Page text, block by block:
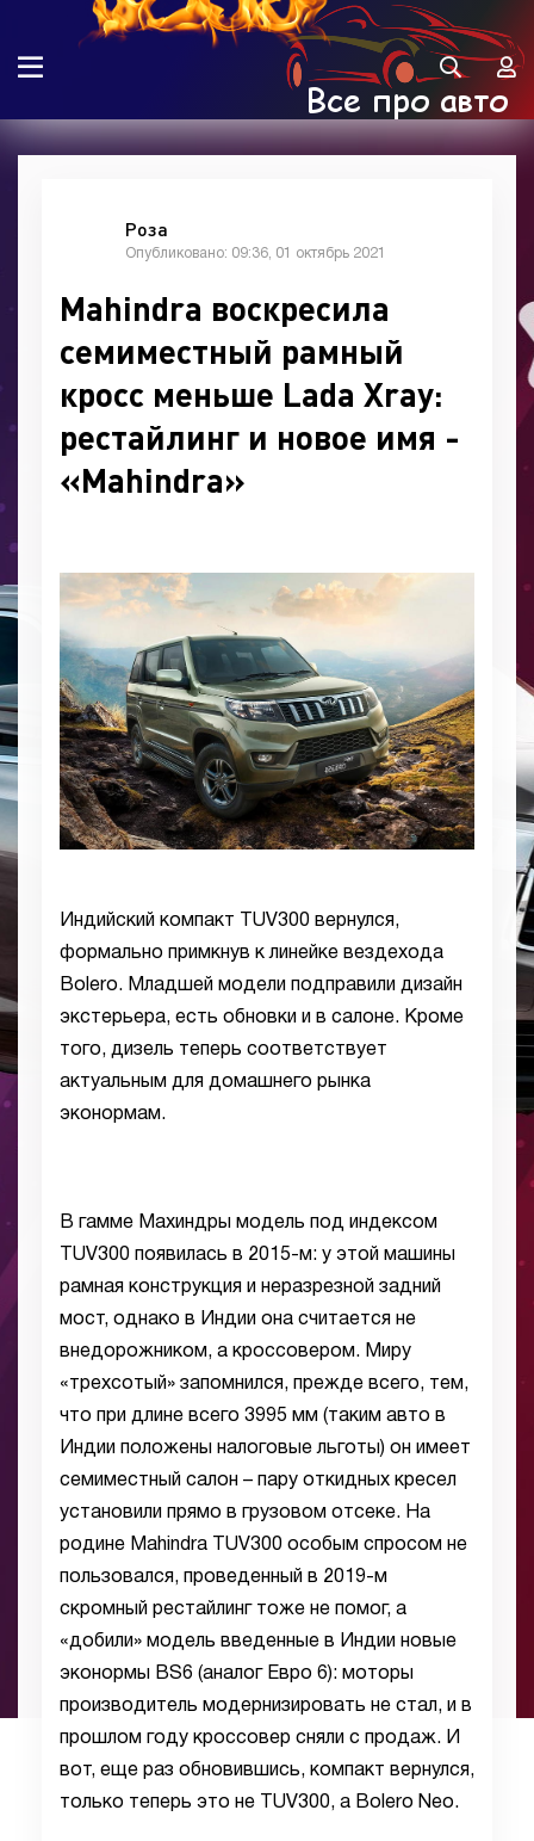
Роза
Опубликовано: 09:36, 01 октябрь 2021
Mahindra воскресила
семиместный рамный
кросс меньше Lada Xray:
рестайлинг и новое имя -
«Mahindra»
Индийский компакт TUV300 вернулся,
формально примкнув к линейке вездехода
Bolero. Младшей модели подправили дизайн
экстерьера, есть обновки и в салоне. Кроме
того, дизель теперь соответствует
актуальным для домашнего рынка
эконормам.
В гамме Махиндры модель под индексом
TUV300 появилась в 2015-м: у этой машины
рамная конструкция и неразрезной задний
мост, однако в Индии она считается не
внедорожником, а кроссовером. Миру
«трехсотый» запомнился, прежде всего, тем,
что при длине всего 3995 мм (таким авто в
Индии положены налоговые льготы) он имеет
семиместный салон – пару откидных кресел
установили прямо в грузовом отсеке. На
родине Mahindra TUV300 особым спросом не
пользовался, проведенный в 2019-м
скромный рестайлинг тоже не помог, а
«добили» модель введенные в Индии новые
эконормы BS6 (аналог Евро 6): моторы
производитель модернизировать не стал, и в
прошлом году кроссовер сняли с продаж. И
вот, еще раз обновившись, компакт вернулся,
только теперь это не TUV300, а Bolero Neo.